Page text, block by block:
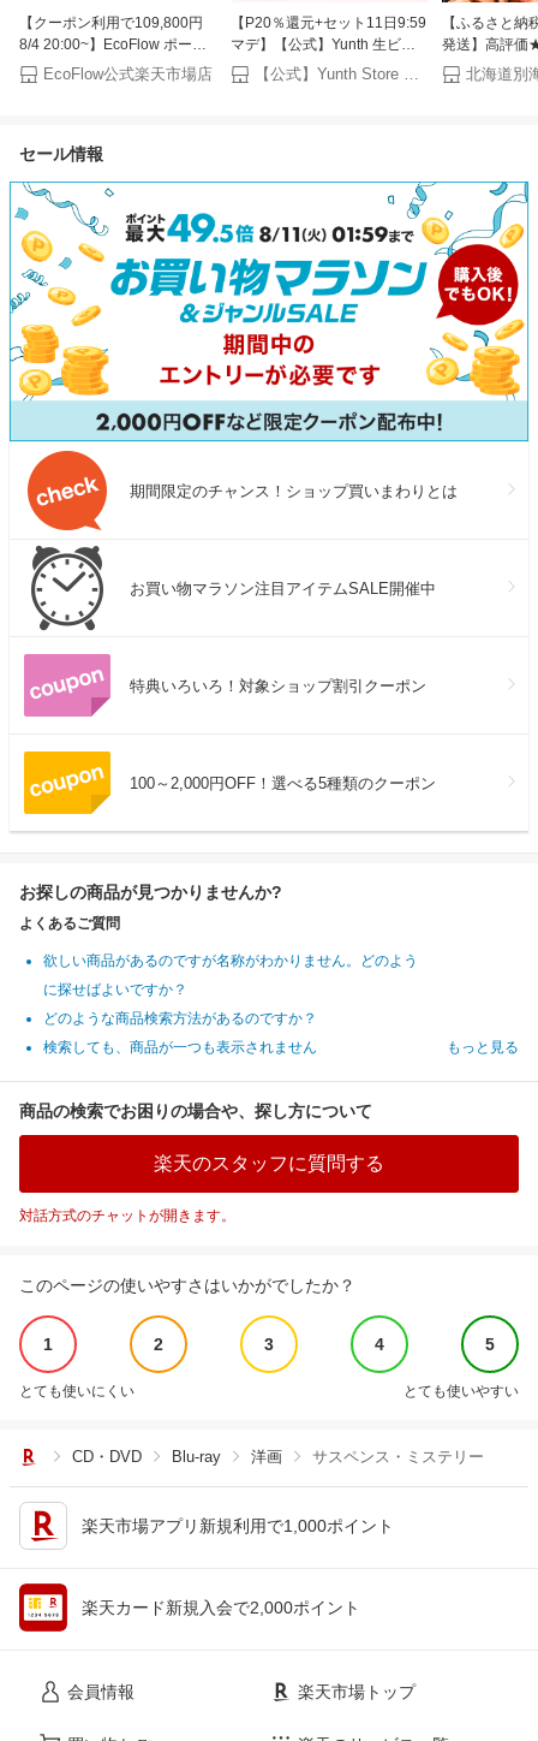
【クーポン利用で109,800円
8/4 20:00~】EcoFlow ポータ
ブル電源 ソーラーパネル セッ
ト DELTA 3 Plus
庭用 蓄電池 太陽光発電 急速
ズ 節電 エコフロー
EcoFlow公式楽天市場店
【P20％還元+セット11日9:59
マデ】【公式】Yunth 生ビタ
ミンC 美白美容液 1ml×28包 |
美容液 ビタミンC 導入美容液
【公式】Yunth Store 楽天市場店
【ふるさと納
発送】高評価
やわらか 牛タ
2.4kg（ 厚切
別海町 ）（
ィング対象）
北海道別
セール情報
期間限定のチャンス！ショップ買いまわりとは
お買い物マラソン注目アイテムSALE開催中
特典いろいろ！対象ショップ割引クーポン
100～2,000円OFF！選べる5種類のクーポン
お探しの商品が見つかりませんか?
よくあるご質問
欲しい商品があるのですが名称がわかりません。どのよう
に探せばよいですか？
どのような商品検索方法があるのですか？
検索しても、商品が一つも表示されません
もっと見る
商品の検索でお困りの場合や、探し方について
楽天のスタッフに質問する
対話方式のチャットが開きます。
このページの使いやすさはいかがでしたか？
1 2 3 4 5
とても使いにくい とても使いやすい
CD・DVD Blu-ray 洋画 サスペンス・ミステリー
楽天市場アプリ新規利用で1,000ポイント
楽天カード新規入会で2,000ポイント
会員情報 楽天市場トップ